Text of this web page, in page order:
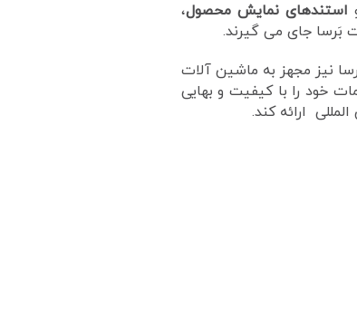
استندهای نمایش محصول،
جای می گیرند.
نیز مجهز به ماشین آلات
خود را با کیفیت و بهایی
ارائه کند.